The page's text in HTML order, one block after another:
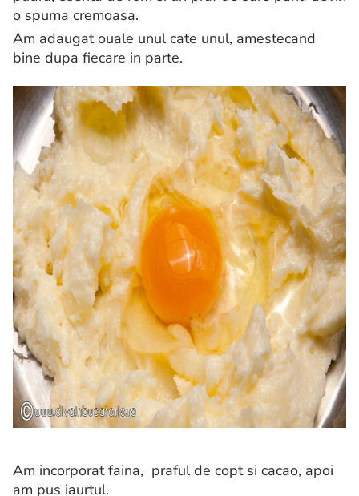
o spuma cremoasa.
Am adaugat ouale unul cate unul, amestecand
bine dupa fiecare in parte.
Am incorporat faina, praful de copt si cacao, apoi
am pus iaurtul.